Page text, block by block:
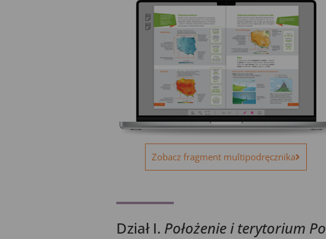
Zobacz fragment multipodręcznika
Dział I. Położenie i terytorium